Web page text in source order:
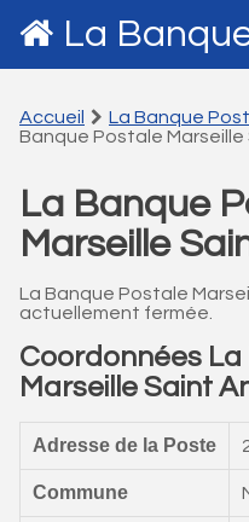
La
Accueil La Banque
Banque Postale Marseille
La Banque
Marseille
La Banque Postale
actuellement fermée.
Coordonnées
Marseille Saint
Adresse de la Poste
Commune